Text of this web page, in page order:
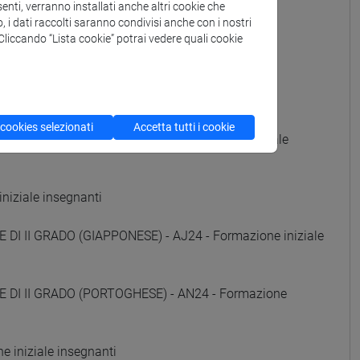
iniziale insegnanti
iniziale insegnanti
iniziale insegnanti
DI II GRADO (RUSSO) - AE24 - Formazione iniziale
iniziale insegnanti
DI II GRADO (GIAPPONESE) - AJ24 - Formazione iniziale
DI II GRADO (PORTOGHESE) - AN24 - Formazione
iniziale insegnanti
verranno installati anche altri cookie che
i dati raccolti saranno condivisi anche con i nostri
“Lista cookie” potrai vedere quali cookie
selezionati Accetta tutti i cookie